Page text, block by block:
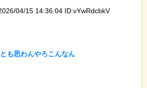
04/15 14:36:04 ID:vYwRdcbkV
も思わんやろこんなん